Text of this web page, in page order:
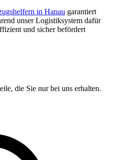
in Hanau garantiert
unser Logistiksystem dafür
und sicher befördert
die Sie nur bei uns erhalten.